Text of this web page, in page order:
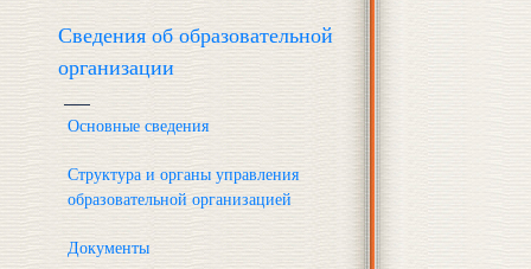
Сведения об образовательной
организации
Основные сведения
Структура и органы управления
образовательной организацией
Документы